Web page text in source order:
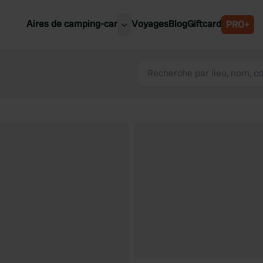
Aires de camping-car
Slovénie
VoyagesBlogGiftcard PRO+